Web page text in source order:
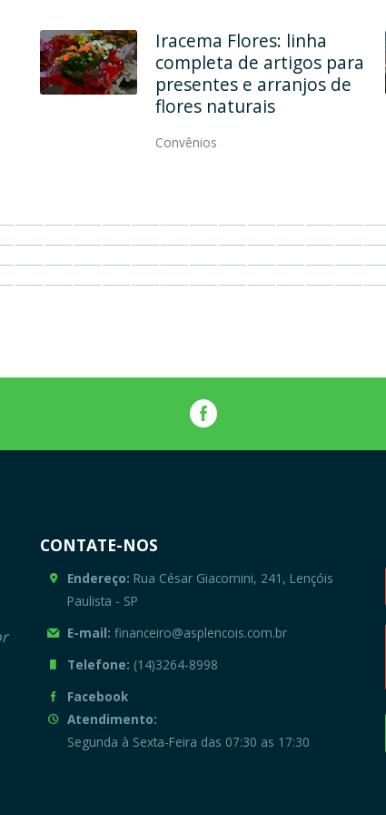
Em dois endereços, Ana
Maria Modas une
qualidade, elegância e
modernidade
Convênios
CONTATE-NOS
Endereço: Rua César Giacomini, 241, Lençóis
Paulista - SP
E-mail: financeiro@asplencois.com.br
Telefone: (14)3264-8998
Facebook
Atendimento:
Segunda à Sexta-Feira das 07:30 as 17:30